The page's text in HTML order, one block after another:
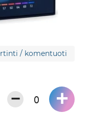
/ komentuoti
− +